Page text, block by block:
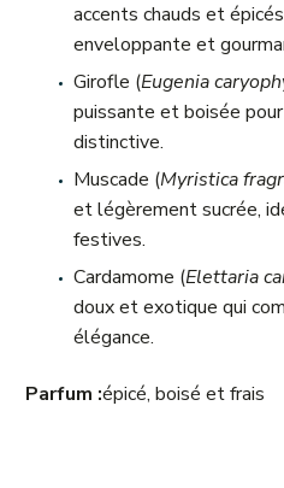
accents chauds et
enveloppante et
Girofle (Eugenia
puissante et boisée
distinctive.
Muscade (Myristica
et légèrement sucrée,
festives.
Cardamome (Elettaria
doux et exotique qui
élégance.
Parfum :épicé, boisé et frais